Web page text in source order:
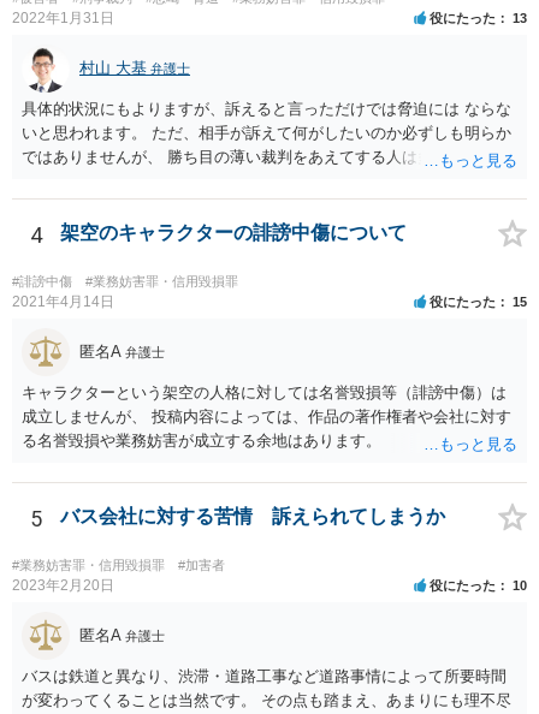
うな案が出てきます。
2022年1月31日 役にたった 13
村山 大基 弁護士
具体的状況にもよりますが、訴えると言っただけでは脅迫には ならな
いと思われます。 ただ、相手が訴えて何がしたいのか必ずしも明らか
ではありませんが、 勝ち目の薄い裁判をあえてする人は多くありませ
ると時間や労力、弁護士に依頼するならその費用もかかるからです。
依頼まではしなくとも、詳しく状況を伝え、仮に裁判になったら勝て
もしれません。
4 架空のキャラクターの誹謗中傷について
#誹謗中傷 #業務妨害罪・信用毀損罪
2021年4月14日 役にたった 15
匿名A 弁護士
キャラクターという架空の人格に対しては名誉毀損等（誹謗中傷）は
成立しませんが、 投稿内容によっては、作品の著作権者や会社に対す
る名誉毀損や業務妨害が成立する余地はあります。
5 バス会社に対する苦情 訴えられてしまうか
#業務妨害罪・信用毀損罪 #加害者
2023年2月20日 役にたった 10
匿名A 弁護士
バスは鉄道と異なり、渋滞・道路工事など道路事情によって所要時間
が変わってくることは当然です。 その点も踏まえ、あまりにも理不尽